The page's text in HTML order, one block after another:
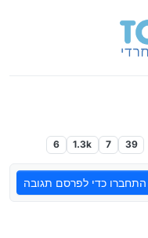
39
7
1.3k
6
התחברו כדי לפרסם תגובה